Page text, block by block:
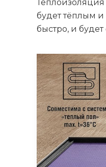
Теплоизоляция
будет тёплым и
быстро, и будет